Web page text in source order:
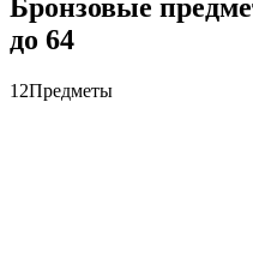
Бронзовые
до 64
12Предметы